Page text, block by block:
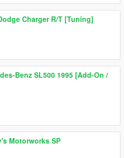
Charger R/T [Tuning]
Benz SL500 1995 [Add-On /
Motorworks SP